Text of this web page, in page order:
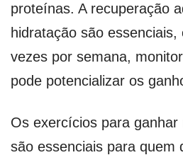
proteínas. A recuperação
hidratação são
vezes por semana,
pode potencializar os
Os exercícios para
são essenciais para quem